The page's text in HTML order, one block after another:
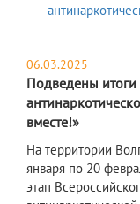
06.03.2025
Подведены
вместе!»
На территории
января по 20
этап